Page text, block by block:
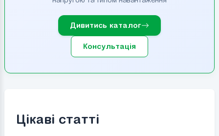
Дивитись каталог
Консультація
Цікаві статті